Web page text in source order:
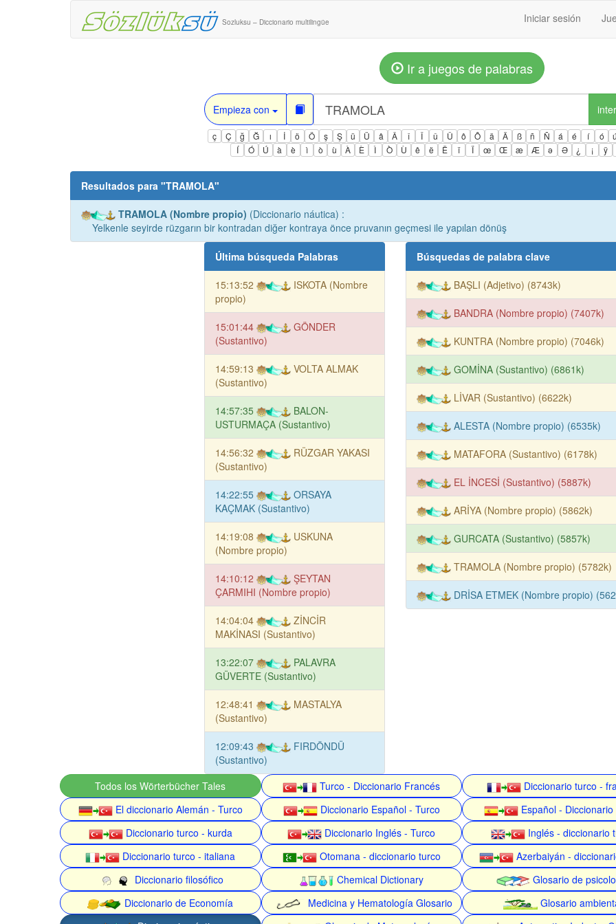
Sozluksu – Diccionario multilingüe Iniciar sesión
Ir a juegos de palabras
Empieza con
ç Ç ğ Ğ ı İ ö Ö ş Ş ü Ü â Â î Î û Û ô Ô ä Ä ß ñ Ñ á é í ó
Í
Ó Ú à è ì ò ù À È Ì Ò Ù ê ë Ë ï Ï œ Œ æ Æ ə Ə ¿ ¡ ÿ
Resultados para "TRAMOLA"
TRAMOLA (Nombre propio) (Diccionario náutica) :
Yelkenle seyirde rüzgarın bir kontradan diğer kontraya önce pruvanın geçmesi ile yapılan dönüş
Última búsqueda Palabras
15:13:52
ISKOTA (Nombre
propio)
15:01:44
GÖNDER
(Sustantivo)
14:59:13
VOLTA ALMAK
(Sustantivo)
14:57:35
BALON-
USTURMAÇA (Sustantivo)
14:56:32
RÜZGAR YAKASI
(Sustantivo)
14:22:55
ORSAYA
KAÇMAK (Sustantivo)
14:19:08
USKUNA
(Nombre propio)
14:10:12
ŞEYTAN
ÇARMIHI (Nombre propio)
14:04:04
ZİNCİR
MAKİNASI (Sustantivo)
13:22:07
PALAVRA
GÜVERTE (Sustantivo)
12:48:41
MASTALYA
(Sustantivo)
12:09:43
FIRDÖNDÜ
(Sustantivo)
Búsquedas de palabra clave
BAŞLI (Adjetivo) (8743k)
BANDRA (Nombre propio) (7407k)
KUNTRA (Nombre propio) (7046k)
GOMİNA (Sustantivo) (6861k)
LİVAR (Sustantivo) (6622k)
ALESTA (Nombre propio) (6535k)
MATAFORA (Sustantivo) (6178k)
EL İNCESİ (Sustantivo) (5887k)
ARİYA (Nombre propio) (5862k)
GURCATA (Sustantivo) (5857k)
TRAMOLA (Nombre propio) (5782k)
DRİSA ETMEK (Nombre propio)
Todos los Wörterbücher Tales Turco - Diccionario Francés
Diccionario turco -
El diccionario Alemán - Turco
Diccionario Español - Turco
Español -
Diccionario turco - kurda
Diccionario Inglés - Turco
Inglés - diccionario
Diccionario turco - italiana
Otomana - diccionario turco
Azerbaiyán -
Diccionario filosófico
Chemical Dictionary
Glosario de
Diccionario de Economía
Medicina y Hematología Glosario
Glosario